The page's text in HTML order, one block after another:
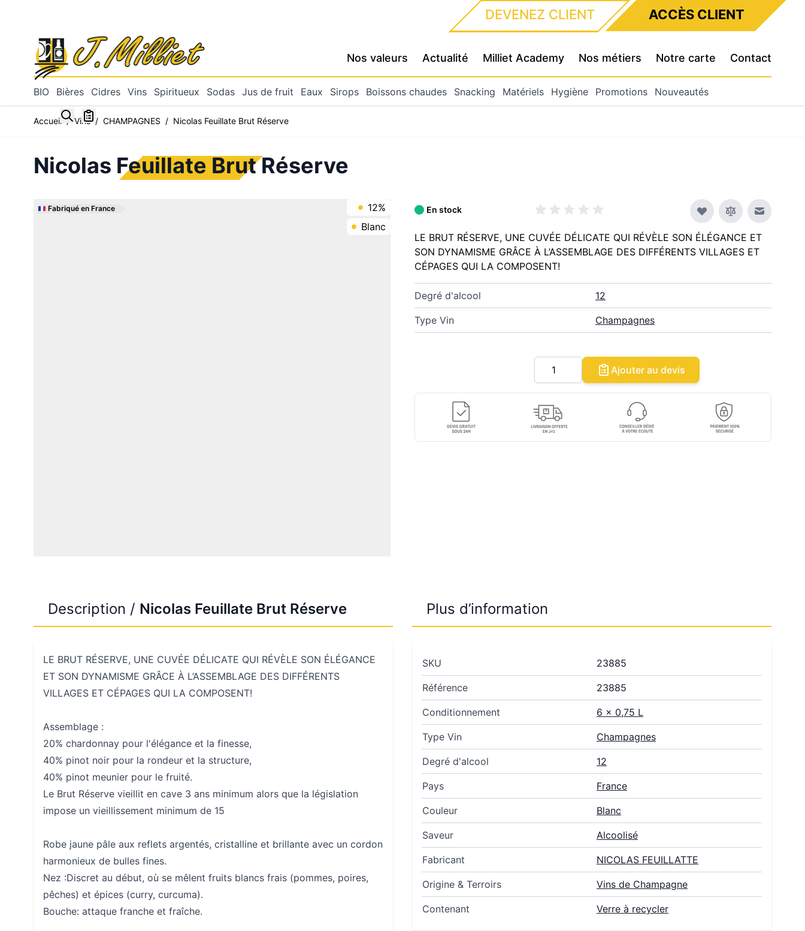
DEVENEZ CLIENT ACCÈS CLIENT
Nos valeurs Actualité Milliet Academy Nos métiers Notre carte Contact
BIO Bières Cidres Vins Spiritueux Sodas Jus de fruit Eaux Sirops Boissons chaudes Snacking Matériels Hygiène Promotions
Nouveautés
Toggle minicart, Mon panier est vide
Accueil / Vins / CHAMPAGNES / Nicolas Feuillate Brut Réserve
Nicolas Feuillate Brut Réserve
Fabriqué en France
12%
Blanc
En stock
Envoyer
LE BRUT RÉSERVE, UNE CUVÉE DÉLICATE QUI RÉVÈLE SON ÉLÉGANCE ET
SON DYNAMISME GRÂCE À L’ASSEMBLAGE DES DIFFÉRENTS VILLAGES ET
CÉPAGES QUI LA COMPOSENT!
Degré d'alcool 12
Type Vin Champagnes
Quantité
Ajouter au devis
Description / Nicolas Feuillate Brut Réserve
LE BRUT RÉSERVE, UNE CUVÉE DÉLICATE QUI RÉVÈLE SON ÉLÉGANCE
ET SON DYNAMISME GRÂCE À L’ASSEMBLAGE DES DIFFÉRENTS
VILLAGES ET CÉPAGES QUI LA COMPOSENT!
Assemblage :
20% chardonnay pour l'élégance et la finesse,
40% pinot noir pour la rondeur et la structure,
40% pinot meunier pour le fruité.
Le Brut Réserve vieillit en cave 3 ans minimum alors que la législation
impose un vieillissement minimum de 15
Robe jaune pâle aux reflets argentés, cristalline et brillante avec un cordon
harmonieux de bulles fines.
Nez :Discret au début, où se mêlent fruits blancs frais (pommes, poires,
pêches) et épices (curry, curcuma).
Bouche: attaque franche et fraîche.
Plus d’information
SKU 23885
Référence 23885
Conditionnement 6 x 0,75 L
Type Vin Champagnes
Degré d'alcool 12
Pays France
Couleur Blanc
Saveur Alcoolisé
Fabricant NICOLAS FEUILLATTE
Origine & Terroirs Vins de Champagne
Contenant Verre à recycler